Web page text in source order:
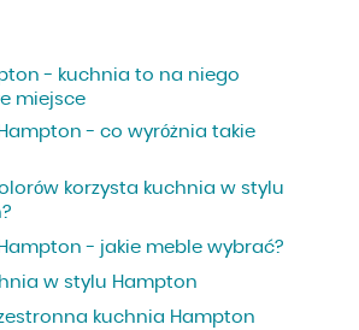
- kuchnia to na niego
miejsce
- co wyróżnia takie
korzysta kuchnia w stylu
- jakie meble wybrać?
w stylu Hampton
kuchnia Hampton